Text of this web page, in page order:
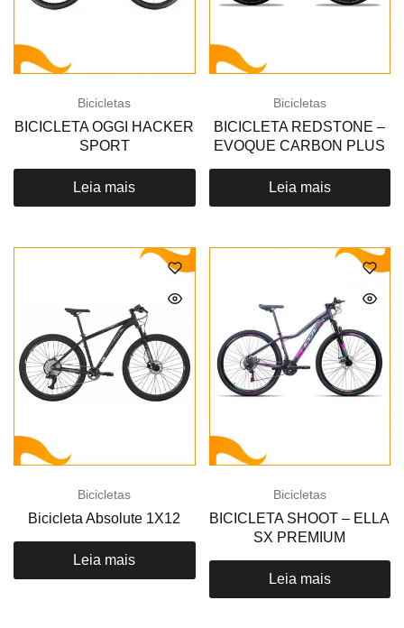
Bicicletas
BICICLETA OGGI HACKER
SPORT
Leia mais
Bicicletas
BICICLETA REDSTONE –
EVOQUE CARBON PLUS
Leia mais
Bicicletas
Bicicleta Absolute 1X12
Leia mais
Bicicletas
BICICLETA SHOOT – ELLA
SX PREMIUM
Leia mais